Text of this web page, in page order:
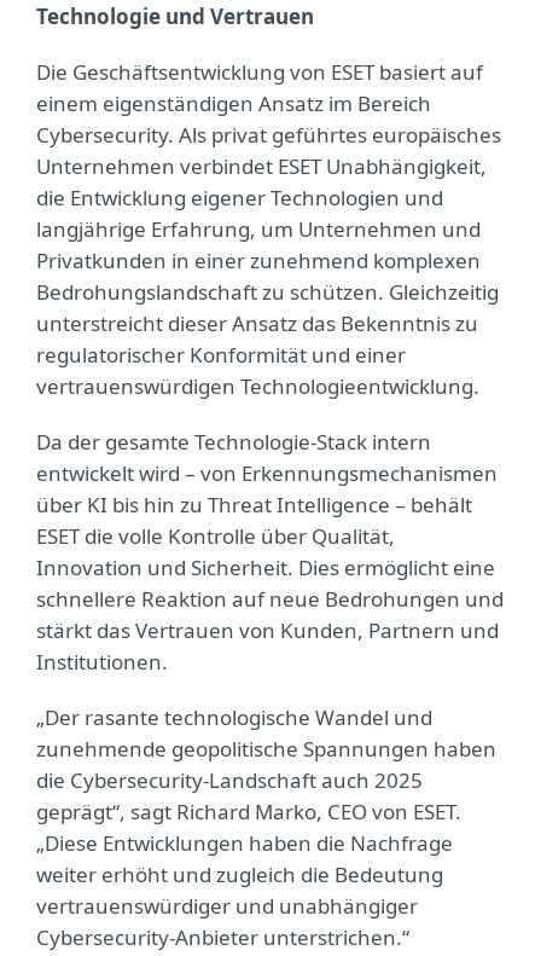
Technologie und Vertrauen
Die Geschäftsentwicklung von ESET basiert auf
einem eigenständigen Ansatz im Bereich
Cybersecurity. Als privat geführtes europäisches
Unternehmen verbindet ESET Unabhängigkeit,
die Entwicklung eigener Technologien und
langjährige Erfahrung, um Unternehmen und
Privatkunden in einer zunehmend komplexen
Bedrohungslandschaft zu schützen. Gleichzeitig
unterstreicht dieser Ansatz das Bekenntnis zu
regulatorischer Konformität und einer
vertrauenswürdigen Technologieentwicklung.
Da der gesamte Technologie-Stack intern
entwickelt wird – von Erkennungsmechanismen
über KI bis hin zu Threat Intelligence – behält
ESET die volle Kontrolle über Qualität,
Innovation und Sicherheit. Dies ermöglicht eine
schnellere Reaktion auf neue Bedrohungen und
stärkt das Vertrauen von Kunden, Partnern und
Institutionen.
„Der rasante technologische Wandel und
zunehmende geopolitische Spannungen haben
die Cybersecurity-Landschaft auch 2025
geprägt“, sagt Richard Marko, CEO von ESET.
„Diese Entwicklungen haben die Nachfrage
weiter erhöht und zugleich die Bedeutung
vertrauenswürdiger und unabhängiger
Cybersecurity-Anbieter unterstrichen.“